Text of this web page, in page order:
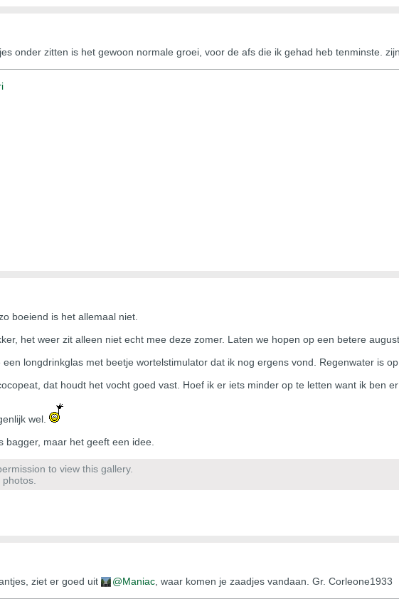
onder zitten is het gewoon normale groei, voor de afs die ik gehad heb tenminste.
boeiend is het allemaal niet.
het weer zit alleen niet echt mee deze zomer. Laten we hopen op een betere
longdrinkglas met beetje wortelstimulator dat ik nog ergens vond. Regenwater is
dat houdt het vocht goed vast. Hoef ik er iets minder op te letten want ik ben
wel.
bagger, maar het geeft een idee.
to view this gallery.
ziet er goed uit Maniac , waar komen je zaadjes vandaan. Gr. Corleone1933